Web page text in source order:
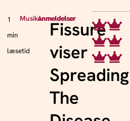
1
min
læsetid
Musikanmeldelser
Anmeldelser
Fissure
viser
Spreading
The